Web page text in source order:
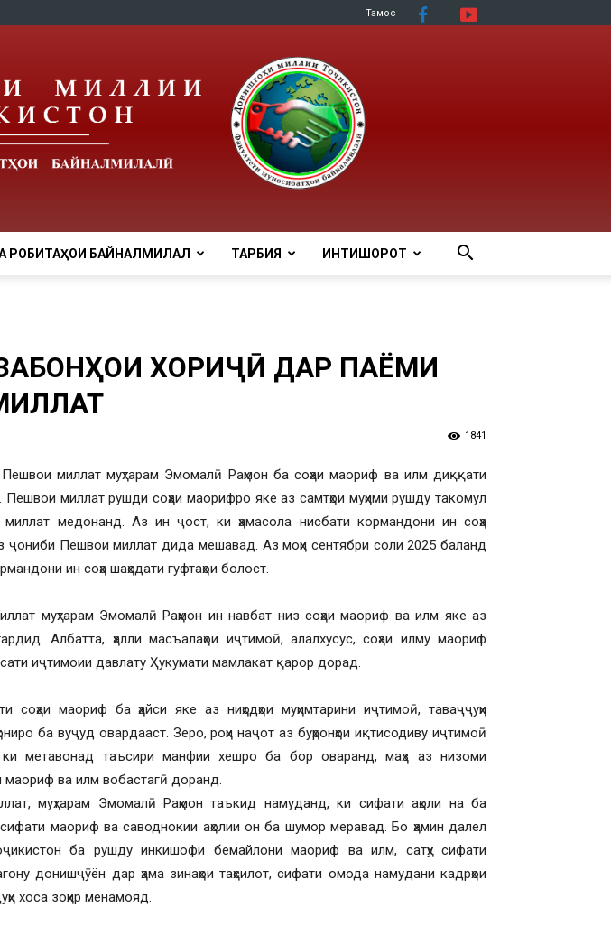
Тамос
РОБИТАҲОИ БАЙНАЛМИЛАЛӢ ТАРБИЯ ИНТИШОРОТ
ХОРИҶӢ ДАР ПАЁМИ
1841
миллат муҳтарам Эмомалӣ Раҳмон ба соҳаи маориф ва илм диққати
миллат рушди соҳаи маорифро яке аз самтҳои муҳими рушду такомул
медонанд. Аз ин ҷост, ки ҳамасола нисбати кормандони ин соҳа
ҷониби Пешвои миллат дида мешавад. Аз моҳи сентябри соли 2025 баланд
ин соҳа шаҳодати гуфтаҳои болост.
муҳтарам Эмомалӣ Раҳмон ин навбат низ соҳаи маориф ва илм яке аз
Албатта, ҳалли масъалаҳои иҷтимоӣ, алалхусус, соҳаи илму маориф
иҷтимоии давлату Ҳукумати мамлакат қарор дорад.
соҳаи маориф ба ҳайси яке аз ниҳодҳои муҳимтарини иҷтимоӣ, таваҷҷуҳи
ба вуҷуд овардааст. Зеро, роҳи наҷот аз буҳронҳои иқтисодиву иҷтимоӣ
ки метавонад таъсири манфии хешро ба бор оваранд, маҳз аз низоми
ва илм вобастагӣ доранд.
муҳтарам Эмомалӣ Раҳмон таъкид намуданд, ки сифати аҳоли на ба
маориф ва саводнокии аҳолии он ба шумор меравад. Бо ҳамин далел
ба рушду инкишофи бемайлони маориф ва илм, сатҳу сифати
донишҷӯён дар ҳама зинаҳои таҳсилот, сифати омода намудани кадрҳои
хоса зоҳир менамояд.